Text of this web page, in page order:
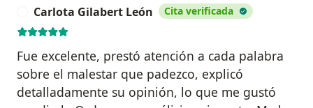
Carlota Gilabert León Cita verificada
Fue excelente, prestó atención a cada palabra
sobre el malestar que padezco, explicó
detalladamente su opinión, lo que me gustó